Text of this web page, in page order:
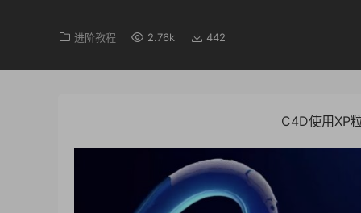
进阶教程 2.76k 442
C4D使用XP